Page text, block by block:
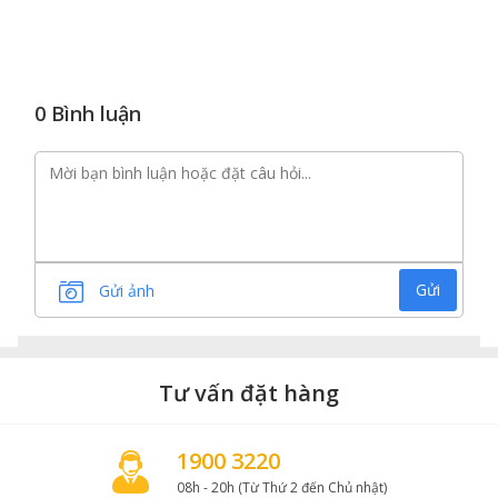
0 Bình luận
Gửi ảnh Gửi
Tư vấn đặt hàng
1900 3220
08h - 20h (Từ Thứ 2 đến Chủ nhật)